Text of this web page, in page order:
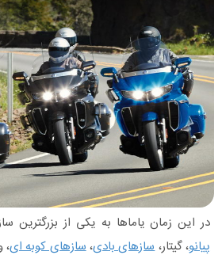
در این زمان یاماها به یکی از بزرگترین
پیانو، گیتار،سازهای بادی،سازهای کوبه ای،